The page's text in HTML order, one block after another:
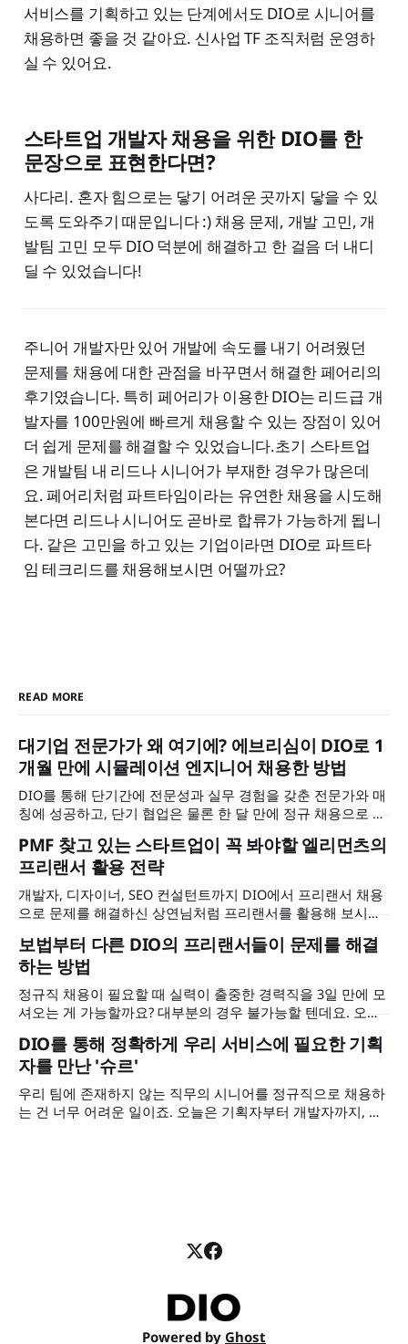
서비스를 기획하고 있는 단계에서도 DIO로 시니어를
채용하면 좋을 것 같아요. 신사업 TF 조직처럼 운영하
실 수 있어요.
스타트업 개발자 채용을 위한 DIO를 한
문장으로 표현한다면?
사다리. 혼자 힘으로는 닿기 어려운 곳까지 닿을 수 있
도록 도와주기 때문입니다 :) 채용 문제, 개발 고민, 개
발팀 고민 모두 DIO 덕분에 해결하고 한 걸음 더 내디
딜 수 있었습니다!
주니어 개발자만 있어 개발에 속도를 내기 어려웠던
문제를 채용에 대한 관점을 바꾸면서 해결한 페어리의
후기였습니다. 특히 페어리가 이용한 DIO는 리드급 개
발자를 100만원에 빠르게 채용할 수 있는 장점이 있어
더 쉽게 문제를 해결할 수 있었습니다.초기 스타트업
은 개발팀 내 리드나 시니어가 부재한 경우가 많은데
요. 페어리처럼 파트타임이라는 유연한 채용을 시도해
본다면 리드나 시니어도 곧바로 합류가 가능하게 됩니
다. 같은 고민을 하고 있는 기업이라면 DIO로 파트타
임 테크리드를 채용해보시면 어떨까요?
READ MORE
대기업 전문가가 왜 여기에? 에브리심이 DIO로 1
개월 만에 시뮬레이션 엔지니어 채용한 방법
DIO를 통해 단기간에 전문성과 실무 경험을 갖춘 전문가와 매
칭에 성공하고, 단기 협업은 물론 한 달 만에 정규 채용으로 이
떻게 풀어나갈 수 있었는지, 그리고 그 과정에서 DIO가 어떤
역할을 했는지 들어보았습니다.
PMF 찾고 있는 스타트업이 꼭 봐야할 엘리먼츠의
프리랜서 활용 전략
개발자, 디자이너, SEO 컨설턴트까지 DIO에서 프리랜서 채용
으로 문제를 해결하신 상연님처럼 프리랜서를 활용해 보시면
으로 문제를 해결하셨는지, DIO를 계속 활용하시려는 이유가
무엇인지 인터뷰에서 확인해 보세요.
보법부터 다른 DIO의 프리랜서들이 문제를 해결
하는 방법
정규직 채용이 필요할 때 실력이 출중한 경력직을 3일 만에 모
셔오는 게 가능할까요? 대부분의 경우 불가능할 텐데요. 오늘
만에 만난. 그리고 회사의 전반적인 방향성을 함께 논의하고
당장 필요한 임팩트까지 얻은 하이퍼노바 박현무 대표님의 이
야기를 준비했습니다. 대표님이 DIO를 쓰기 전 다른 서비스를
왜 이탈하셨는지, 마케터와 디자이너 프리랜서에게 어떤 도움
을 받으셨는지 인터뷰에서 확인해 보세요.
DIO를 통해 정확하게 우리 서비스에 필요한 기획
자를 만난 '슈르'
우리 팀에 존재하지 않는 직무의 시니어를 정규직으로 채용하
는 건 너무 어려운 일이죠. 오늘은 기획자부터 개발자까지, 프
Powered by Ghost